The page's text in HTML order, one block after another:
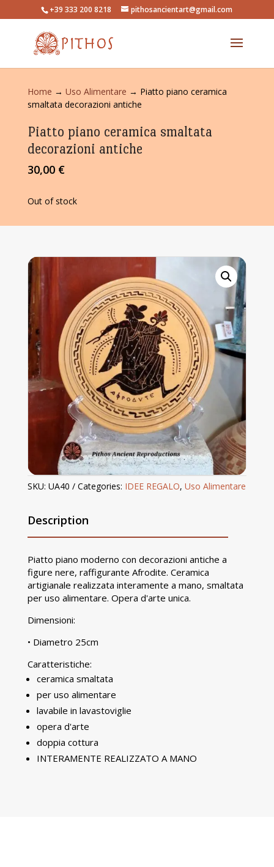
+39 333 200 8218 pithosancientart@gmail.com
Home → Uso Alimentare → Piatto piano ceramica
smaltata decorazioni antiche
Piatto piano ceramica smaltata
decorazioni antiche
30,00 €
Out of stock
Description
Piatto piano moderno con decorazioni antiche a
figure nere, raffigurante Afrodite. Ceramica
artigianale realizzata interamente a mano, smaltata
per uso alimentare. Opera d'arte unica.
Dimensioni:
• Diametro 25cm
Caratteristiche:
ceramica smaltata
per uso alimentare
lavabile in lavastoviglie
opera d'arte
doppia cottura
INTERAMENTE REALIZZATO A MANO
SKU: UA40 Categories: IDEE REGALO, Uso Alimentare